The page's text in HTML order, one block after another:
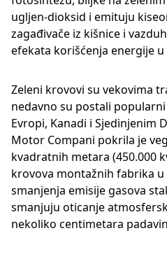
ugljen-dioksid i emituju
zagađivače iz kišnice i
efekata korišćenja energije
Zeleni krovovi su vekovima
nedavno su postali
Evropi, Kanadi i Sjedinjenim
Motor Compani pokrila je
kvadratnih metara (450.000
krovova montažnih fabrika
smanjenja emisije gasova
smanjuju oticanje
nekoliko centimetara